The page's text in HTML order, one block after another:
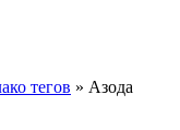
тегов » Азода